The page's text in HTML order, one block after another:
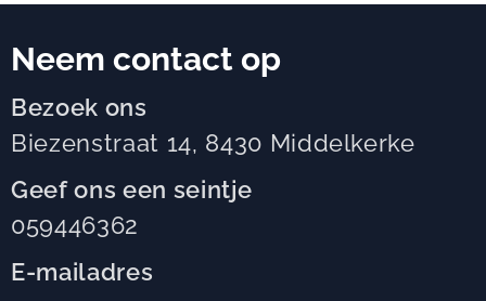
Neem contact op
Bezoek ons
Biezenstraat 14, 8430 Middelkerke
Geef ons een seintje
059446362
E-mailadres